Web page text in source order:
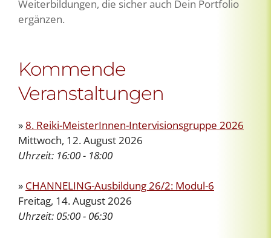
Weiterbildungen, die sicher auch Dein Portfolio
ergänzen.
Kommende
Veranstaltungen
»8. Reiki-MeisterInnen-Intervisionsgruppe 2026
Mittwoch, 12. August 2026
Uhrzeit: 16:00 - 18:00
» CHANNELING-Ausbildung 26/2: Modul-6
Freitag, 14. August 2026
Uhrzeit: 05:00 - 06:30